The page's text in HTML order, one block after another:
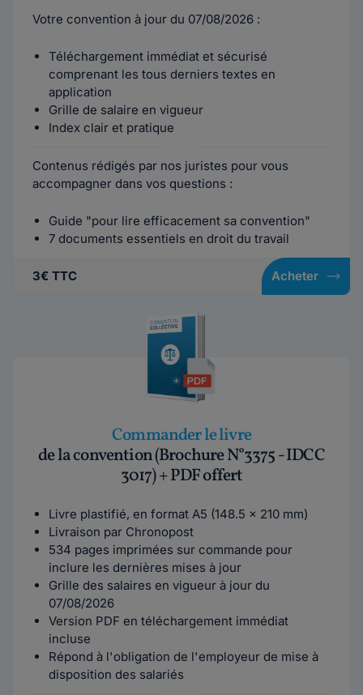
Votre convention à jour du 07/08/2026 :
Téléchargement immédiat et sécurisé
comprenant les tous derniers textes en
application
Grille de salaire en vigueur
Index clair et pratique
Contenus rédigés par nos juristes pour vous
accompagner dans vos questions :
Guide "pour lire efficacement sa convention"
7 documents essentiels en droit du travail
3€ TTC Acheter
Commander le livre
de la convention (Brochure N°3375 - IDCC
3017) + PDF offert
Livre plastifié, en format A5 (148.5 x 210 mm)
Livraison par Chronopost
534 pages imprimées sur commande pour
inclure les dernières mises à jour
Grille des salaires en vigueur à jour du
07/08/2026
Version PDF en téléchargement immédiat
incluse
Répond à l'obligation de l'employeur de mise à
disposition des salariés